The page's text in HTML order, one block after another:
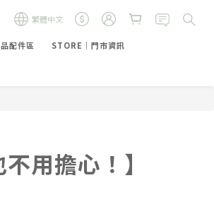
繁體中文
配件區
STORE｜門市資訊
用擔心！】